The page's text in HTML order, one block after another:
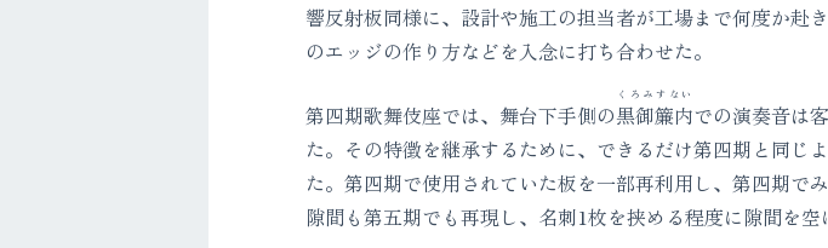
響反射板同様に、設計や施工の担当者が工場まで何度か赴
のエッジの作り方などを入念に打ち合わせた。
第四期歌舞伎座では、舞台下手側の黒御簾内
くろみすない
での演奏音は
た。その特徴を継承するために、できるだけ第四期と同じ
た。第四期で使用されていた板を一部再利用し、第四期で
隙間も第五期でも再現し、名刺1枚を挟める程度に隙間を空